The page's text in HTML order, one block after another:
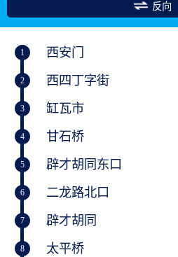
反向
1 西安门
2 西四丁字街
3 缸瓦市
4 甘石桥
5 辟才胡同东口
6 二龙路北口
7 辟才胡同
8 太平桥